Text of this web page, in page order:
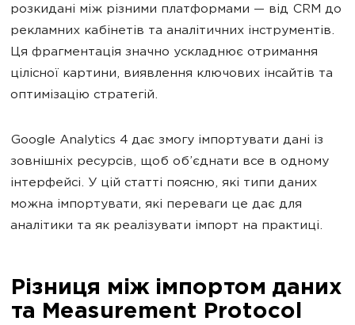
розкидані між різними платформами — від CRM до
рекламних кабінетів та аналітичних інструментів.
Ця фрагментація значно ускладнює отримання
цілісної картини, виявлення ключових інсайтів та
оптимізацію стратегій.
Google Analytics 4 дає змогу імпортувати дані із
зовнішніх ресурсів, щоб об’єднати все в одному
інтерфейсі. У цій статті поясню, які типи даних
можна імпортувати, які переваги це дає для
аналітики та як реалізувати імпорт на практиці.
Різниця між імпортом даних
та Measurement Protocol